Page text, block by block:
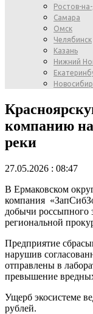
Ростов-
Самара
Омск
Челябинск
Казань
Нижний
компанию
реки
27.05.2026 : 08:47
В Ермаковском
компания
добычи россыпного
региональной
Предприятие
нарушив
отправлены в
превышение
Ущерб экосистеме
рублей.